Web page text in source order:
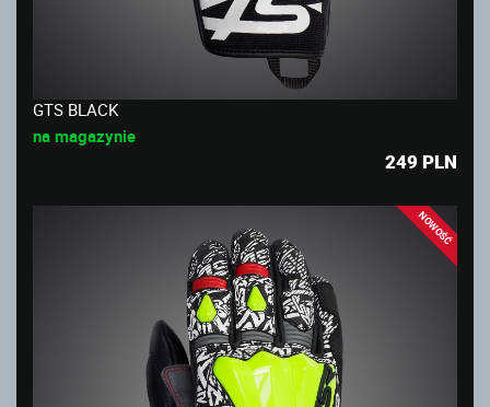
GTS BLACK
na magazynie
249 PLN
NOWOŚĆ